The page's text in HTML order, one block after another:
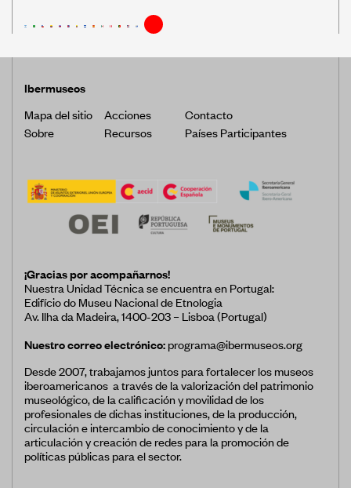
Ibermuseos
Mapa del sitio
Acciones
Contacto
Sobre
Recursos Países Participantes
¡Gracias por acompañarnos!
Nuestra Unidad Técnica se encuentra en Portugal:
Edifício do Museu Nacional de Etnologia
Av. Ilha da Madeira, 1400-203 – Lisboa (Portugal)
Nuestro correo electrónico:programa@ibermuseos.org
Desde 2007, trabajamos juntos para fortalecer los museos
iberoamericanos a través de la valorización del patrimonio
museológico, de la calificación y movilidad de los
profesionales de dichas instituciones, de la producción,
circulación e intercambio de conocimiento y de la
articulación y creación de redes para la promoción de
políticas públicas para el sector.